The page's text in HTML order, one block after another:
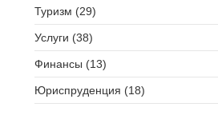
Туризм (29)
Услуги (38)
Финансы (13)
Юриспруденция (18)